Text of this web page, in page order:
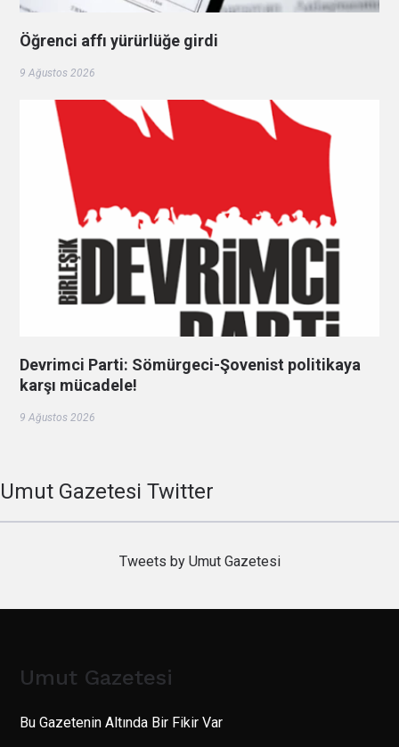
Öğrenci affı yürürlüğe girdi
9 Ağustos 2026
Devrimci Parti: Sömürgeci-Şovenist politikaya
karşı mücadele!
9 Ağustos 2026
Umut Gazetesi Twitter
Tweets by Umut Gazetesi
Umut Gazetesi
Bu Gazetenin Altında Bir Fikir Var